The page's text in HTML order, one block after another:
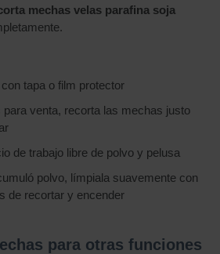
mechas velas parafina soja
tapa o film protector
para venta, recorta las mechas justo
de trabajo libre de polvo y pelusa
polvo, límpiala suavemente con
de recortar y encender
para otras funciones